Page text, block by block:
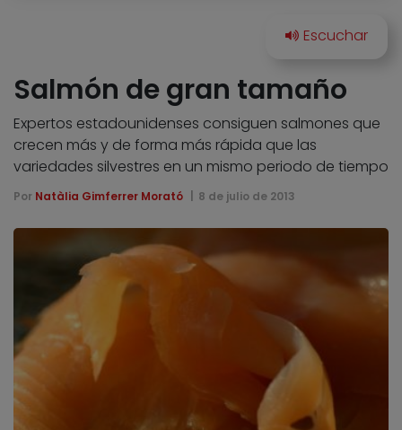
Salmón de gran tamaño
Expertos estadounidenses consiguen salmones que
crecen más y de forma más rápida que las
variedades silvestres en un mismo periodo de tiempo
Por Natàlia Gimferrer Morató 8 de julio de 2013